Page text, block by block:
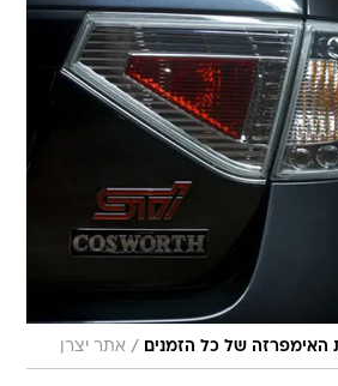
האימפרזה של כל הזמנים / אתר יצרן